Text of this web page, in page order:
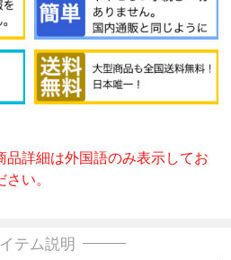
品詳細は外国語のみ表示してお
い。
テム説明